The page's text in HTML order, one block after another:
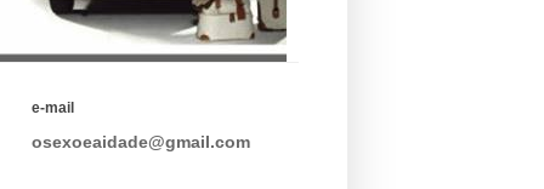
e-mail
osexoeaidade@gmail.com